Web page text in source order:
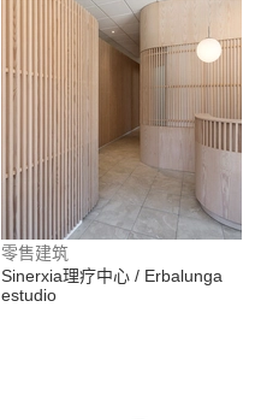
零售建筑
Sinerxia理疗中心 / Erbalunga
estudio